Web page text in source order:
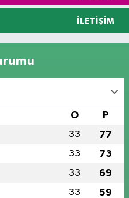
İLETIŞIM
O P
33 77
33 73
33 69
33 59